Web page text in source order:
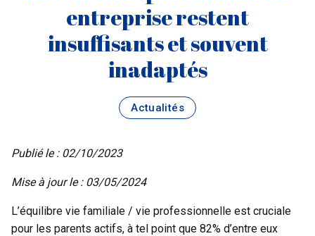
entreprise restent
insuffisants et souvent
inadaptés
Actualités
Publié le : 02/10/2023
Mise à jour le : 03/05/2024
L’équilibre vie familiale / vie professionnelle est cruciale
pour les parents actifs, à tel point que 82% d’entre eux